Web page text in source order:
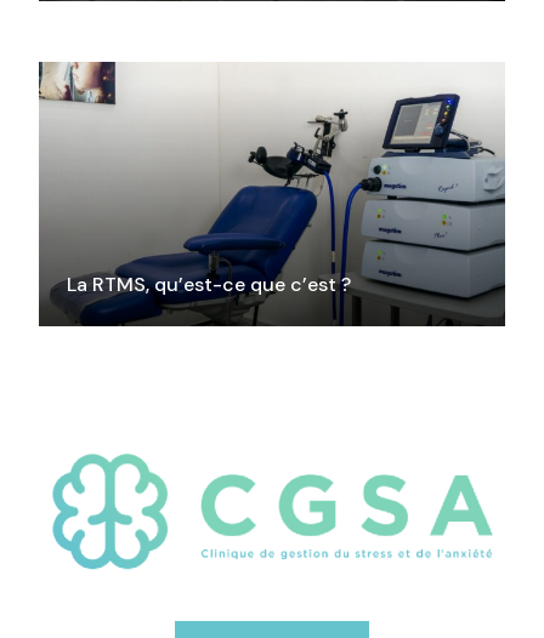
La RTMS, qu’est-ce que c’est ?